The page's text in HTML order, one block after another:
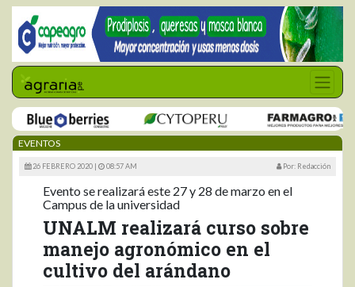
EVENTOS
26 FEBRERO 2020 | 08:57 AM Por: Redacción
Evento se realizará este 27 y 28 de marzo en el
Campus de la universidad
UNALM realizará curso sobre
manejo agronómico en el
cultivo del arándano